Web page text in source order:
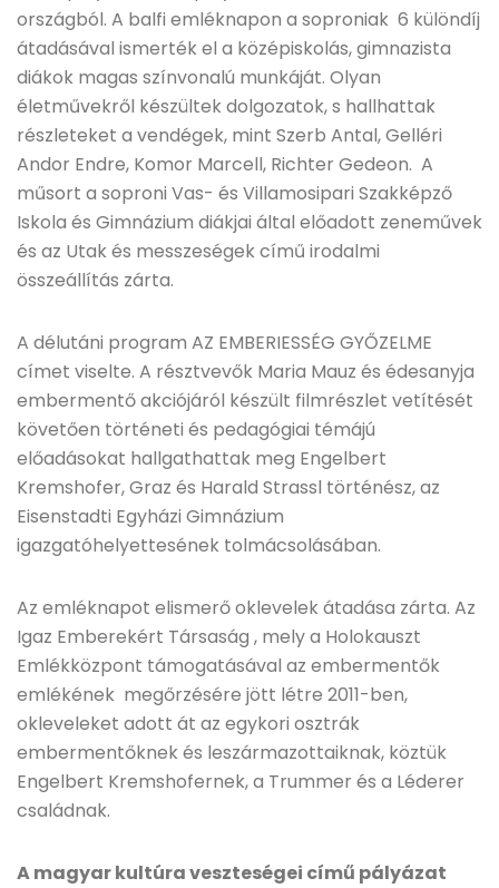
országból. A balfi emléknapon a soproniak 6 különdíj
átadásával ismerték el a középiskolás, gimnazista
diákok magas színvonalú munkáját. Olyan
életművekről készültek dolgozatok, s hallhattak
részleteket a vendégek, mint Szerb Antal, Gelléri
Andor Endre, Komor Marcell, Richter Gedeon. A
műsort a soproni Vas- és Villamosipari Szakképző
Iskola és Gimnázium diákjai által előadott zeneművek
és az Utak és messzeségek című irodalmi
összeállítás zárta.
A délutáni program AZ EMBERIESSÉG GYŐZELME
címet viselte. A résztvevők Maria Mauz és édesanyja
embermentő akciójáról készült filmrészlet vetítését
követően történeti és pedagógiai témájú
előadásokat hallgathattak meg Engelbert
Kremshofer, Graz és Harald Strassl történész, az
Eisenstadti Egyházi Gimnázium
igazgatóhelyettesének tolmácsolásában.
Az emléknapot elismerő oklevelek átadása zárta. Az
Igaz Emberekért Társaság , mely a Holokauszt
Emlékközpont támogatásával az embermentők
emlékének megőrzésére jött létre 2011-ben,
okleveleket adott át az egykori osztrák
embermentőknek és leszármazottaiknak, köztük
Engelbert Kremshofernek, a Trummer és a Léderer
családnak.
A magyar kultúra veszteségei című pályázat